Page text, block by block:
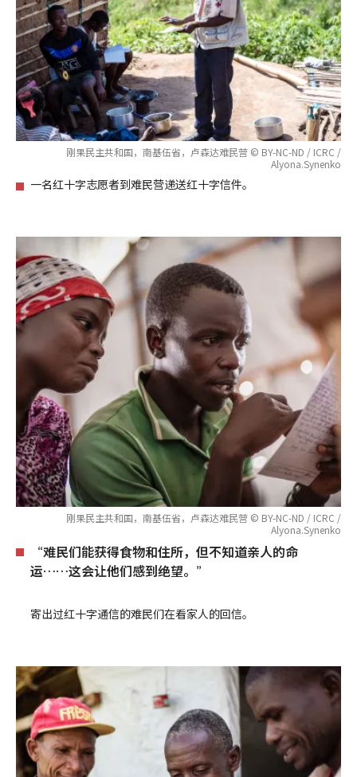
刚果民主共和国，南基伍省，卢森达难民营 © BY-NC-ND / ICRC /
Alyona.Synenko
一名红十字志愿者到难民营递送红十字信件。
刚果民主共和国，南基伍省，卢森达难民营 © BY-NC-ND / ICRC /
Alyona.Synenko
“难民们能获得食物和住所，但不知道亲人的命
运……这会让他们感到绝望。”
寄出过红十字通信的难民们在看家人的回信。